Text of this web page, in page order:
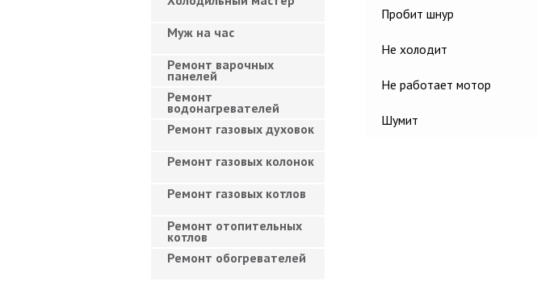
Пробит шнур
Не холодит
Не работает мотор
Шумит
Муж на час
Ремонт варочных
панелей
Ремонт
водонагревателей
Ремонт газовых духовок
Ремонт газовых колонок
Ремонт газовых котлов
Ремонт отопительных
котлов
Ремонт обогревателей